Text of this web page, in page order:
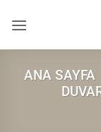
atla
ANA SAYFA